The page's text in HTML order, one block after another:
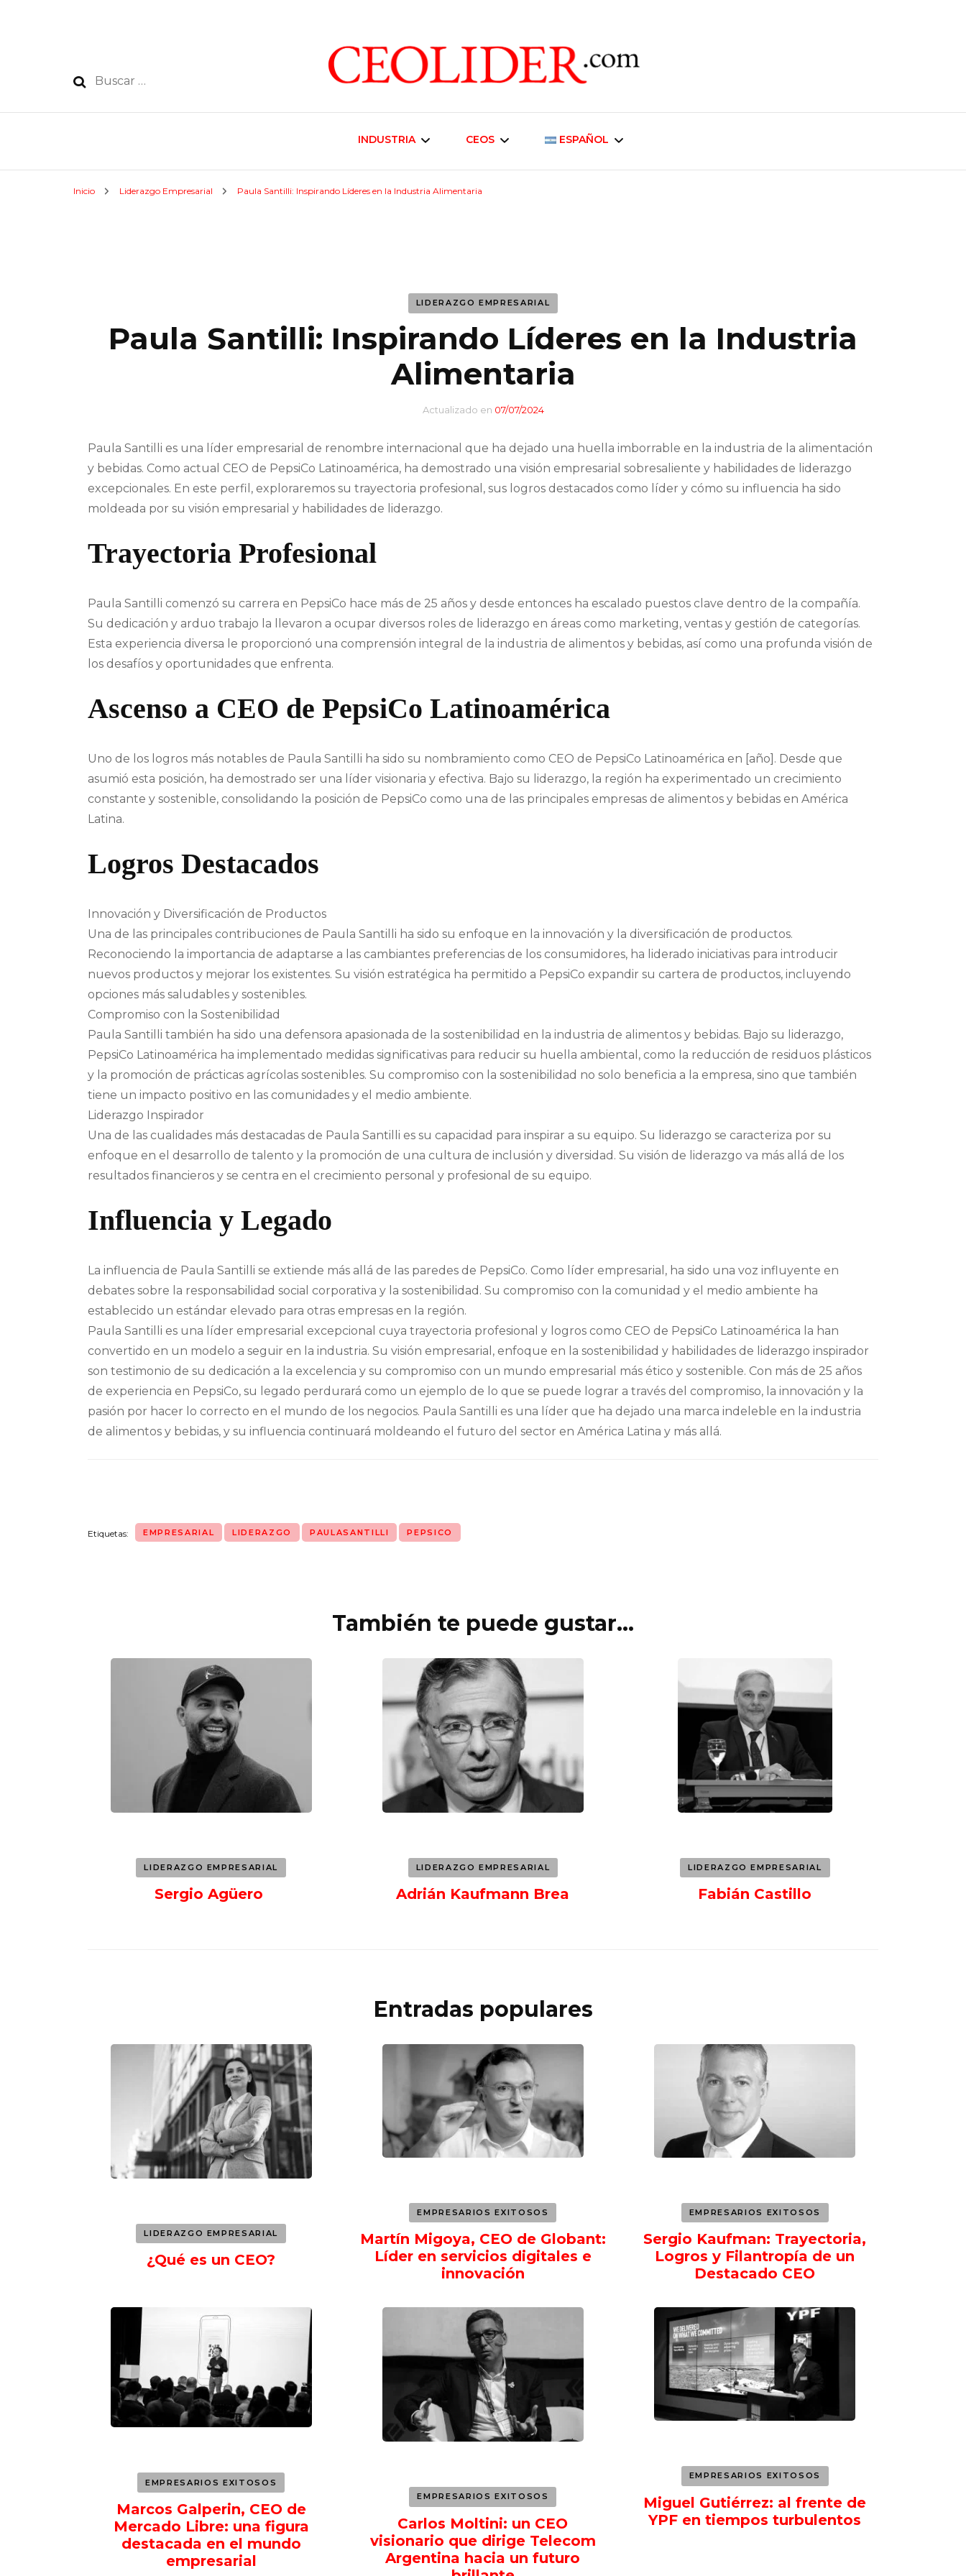
Buscar:
CEOLIDER.COM
INDUSTRIA
Agroindustria
Entretenimiento
Industria Musical
Industria Siderúrgica
Industria Automotriz
Moda
CEOS
Negocios
Banca y Finanzas
Tecnología
CEO y su papel en las
empresas
Music Brokers
ESPAÑOL
Inicio Liderazgo Empresarial Paula Santilli: Inspirando Líderes en la Industria Alimentaria
LIDERAZGO EMPRESARIAL
Paula Santilli: Inspirando Líderes en la Industria
Alimentaria
Actualizado en 07/07/2024
Paula Santilli es una líder empresarial de renombre internacional que ha dejado una huella imborrable en la industria de la alimentación
y bebidas. Como actual CEO de PepsiCo Latinoamérica, ha demostrado una visión empresarial sobresaliente y habilidades de liderazgo
excepcionales. En este perfil, exploraremos su trayectoria profesional, sus logros destacados como líder y cómo su influencia ha sido
moldeada por su visión empresarial y habilidades de liderazgo.
Trayectoria Profesional
Paula Santilli comenzó su carrera en PepsiCo hace más de 25 años y desde entonces ha escalado puestos clave dentro de la compañía.
Su dedicación y arduo trabajo la llevaron a ocupar diversos roles de liderazgo en áreas como marketing, ventas y gestión de categorías.
Esta experiencia diversa le proporcionó una comprensión integral de la industria de alimentos y bebidas, así como una profunda visión de
los desafíos y oportunidades que enfrenta.
Ascenso a CEO de PepsiCo Latinoamérica
Uno de los logros más notables de Paula Santilli ha sido su nombramiento como CEO de PepsiCo Latinoamérica en [año]. Desde que
asumió esta posición, ha demostrado ser una líder visionaria y efectiva. Bajo su liderazgo, la región ha experimentado un crecimiento
constante y sostenible, consolidando la posición de PepsiCo como una de las principales empresas de alimentos y bebidas en América
Latina.
Logros Destacados
Innovación y Diversificación de Productos
Una de las principales contribuciones de Paula Santilli ha sido su enfoque en la innovación y la diversificación de productos.
Reconociendo la importancia de adaptarse a las cambiantes preferencias de los consumidores, ha liderado iniciativas para introducir
nuevos productos y mejorar los existentes. Su visión estratégica ha permitido a PepsiCo expandir su cartera de productos, incluyendo
opciones más saludables y sostenibles.
Compromiso con la Sostenibilidad
Paula Santilli también ha sido una defensora apasionada de la sostenibilidad en la industria de alimentos y bebidas. Bajo su liderazgo,
PepsiCo Latinoamérica ha implementado medidas significativas para reducir su huella ambiental, como la reducción de residuos plásticos
y la promoción de prácticas agrícolas sostenibles. Su compromiso con la sostenibilidad no solo beneficia a la empresa, sino que también
tiene un impacto positivo en las comunidades y el medio ambiente.
Liderazgo Inspirador
Una de las cualidades más destacadas de Paula Santilli es su capacidad para inspirar a su equipo. Su liderazgo se caracteriza por su
enfoque en el desarrollo de talento y la promoción de una cultura de inclusión y diversidad. Su visión de liderazgo va más allá de los
resultados financieros y se centra en el crecimiento personal y profesional de su equipo.
Influencia y Legado
La influencia de Paula Santilli se extiende más allá de las paredes de PepsiCo. Como líder empresarial, ha sido una voz influyente en
debates sobre la responsabilidad social corporativa y la sostenibilidad. Su compromiso con la comunidad y el medio ambiente ha
establecido un estándar elevado para otras empresas en la región.
Paula Santilli es una líder empresarial excepcional cuya trayectoria profesional y logros como CEO de PepsiCo Latinoamérica la han
convertido en un modelo a seguir en la industria. Su visión empresarial, enfoque en la sostenibilidad y habilidades de liderazgo inspirador
son testimonio de su dedicación a la excelencia y su compromiso con un mundo empresarial más ético y sostenible. Con más de 25 años
de experiencia en PepsiCo, su legado perdurará como un ejemplo de lo que se puede lograr a través del compromiso, la innovación y la
pasión por hacer lo correcto en el mundo de los negocios. Paula Santilli es una líder que ha dejado una marca indeleble en la industria
de alimentos y bebidas, y su influencia continuará moldeando el futuro del sector en América Latina y más allá.
Etiquetas: EMPRESARIAL LIDERAZGO PAULASANTILLI PEPSICO
entradas
También te puede gustar...
LIDERAZGO EMPRESARIAL
Sergio Agüero
LIDERAZGO EMPRESARIAL
Adrián Kaufmann Brea
LIDERAZGO EMPRESARIAL
Fabián Castillo
Entradas populares
LIDERAZGO EMPRESARIAL
¿Qué es un CEO?
EMPRESARIOS EXITOSOS
Martín Migoya, CEO de Globant:
Líder en servicios digitales e
innovación
EMPRESARIOS EXITOSOS
Sergio Kaufman: Trayectoria,
Logros y Filantropía de un
Destacado CEO
EMPRESARIOS EXITOSOS
Marcos Galperin, CEO de
Mercado Libre: una figura
destacada en el mundo
empresarial
EMPRESARIOS EXITOSOS
Carlos Moltini: un CEO
visionario que dirige Telecom
Argentina hacia un futuro
EMPRESARIOS EXITOSOS
Miguel Gutiérrez: al frente de
YPF en tiempos turbulentos